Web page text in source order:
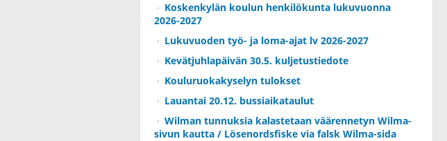
Koskenkylän koulun henkilökunta lukuvuonna
2026-2027
Lukuvuoden työ- ja loma-ajat lv 2026-2027
Kevätjuhlapäivän 30.5. kuljetustiedote
Kouluruokakyselyn tulokset
Lauantai 20.12. bussiaikataulut
Wilman tunnuksia kalastetaan väärennetyn Wilma-
sivun kautta / Lösenordsfiske via falsk Wilma-sida